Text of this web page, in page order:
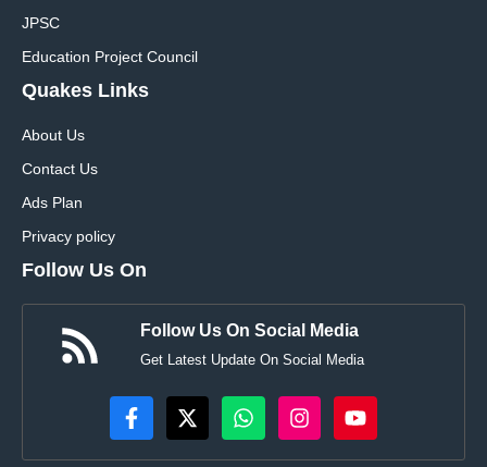
JPSC
Education Project Council
Quakes Links
About Us
Contact Us
Ads Plan
Privacy policy
Follow Us On
Follow Us On Social Media
Get Latest Update On Social Media